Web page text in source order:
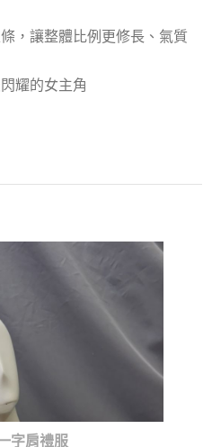
，讓整體比例更修長、氣質
耀的女主角
字肩禮服